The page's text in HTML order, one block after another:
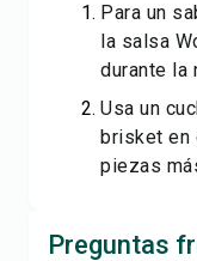
Para un
la salsa
durante la
Usa un
brisket en
piezas
Preguntas